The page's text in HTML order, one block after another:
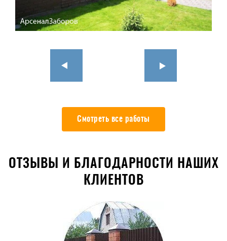
Смотреть все работы
ОТЗЫВЫ И БЛАГОДАРНОСТИ НАШИХ
КЛИЕНТОВ